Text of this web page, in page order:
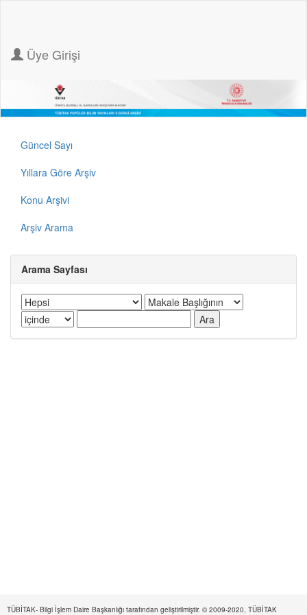
Üye Girişi
Güncel Sayı
Yıllara Göre Arşiv
Konu Arşivi
Arşiv Arama
Arama Sayfası
TÜBİTAK- Bilgi İşlem Daire Başkanlığı tarafından geliştirilmiştir. © 2009-2020, TÜBİTAK